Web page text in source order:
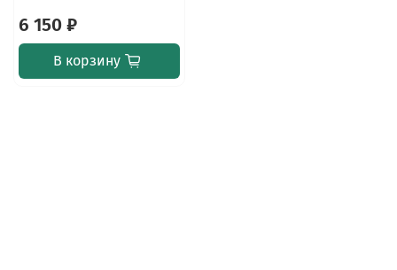
6 150 ₽
В корзину